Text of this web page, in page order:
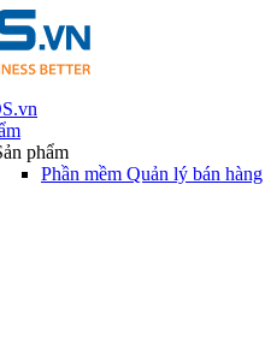
phẩm
Phần mềm Quản lý bán hàng